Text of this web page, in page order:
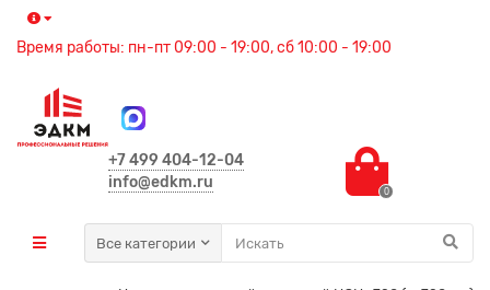
Время работы: пн-пт 09:00 - 19:00, сб 10:00 - 19:00
+7 499 404-12-04
info@edkm.ru
0
Все категории